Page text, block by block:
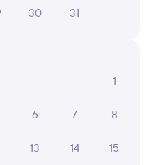
удобной работы
30 31
1
6 7 8
13 14 15